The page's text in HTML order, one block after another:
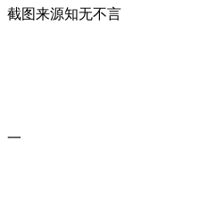
截图来源知无不言
一